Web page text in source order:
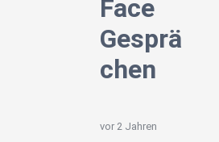
Face
Gesprä
chen
vor 2 Jahren